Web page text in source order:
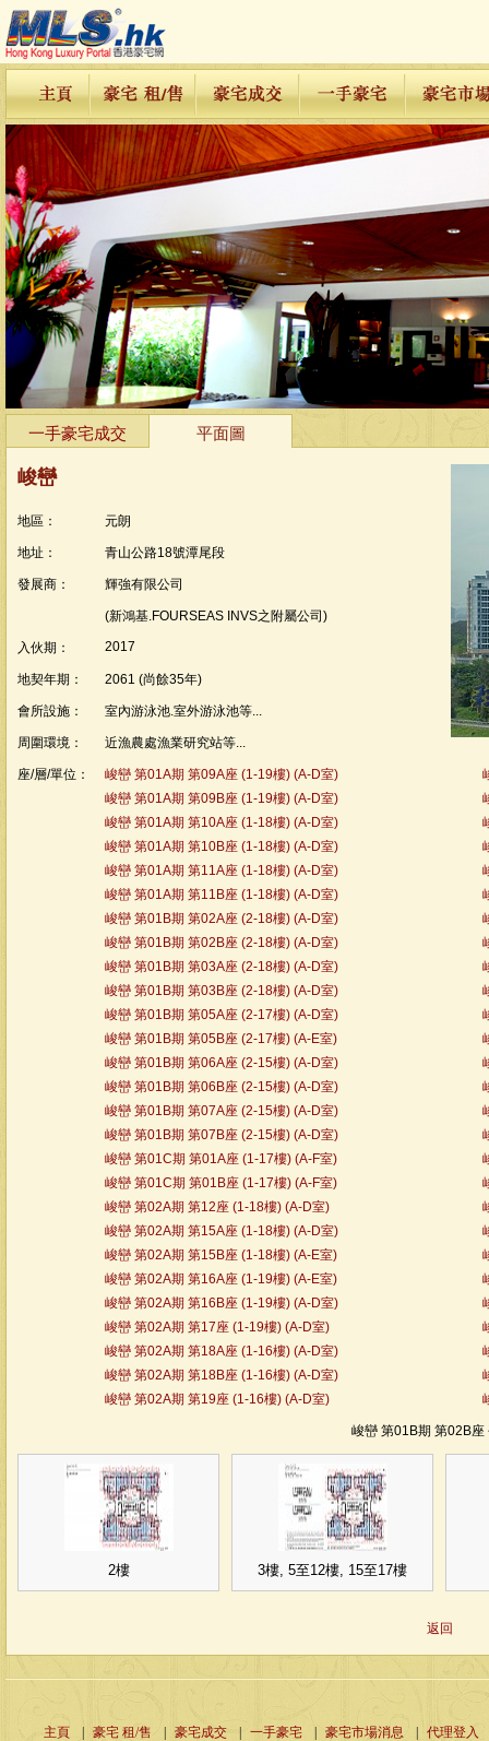
一手豪宅成交 平面圖
峻巒
地區： 元朗
地址： 青山公路18號潭尾段
發展商： 輝強有限公司
(新鴻基.FOURSEAS INVS之附屬公司)
入伙期： 2017
地契年期： 2061 (尚餘35年)
會所設施： 室內游泳池.室外游泳池等...
周圍環境： 近漁農處漁業研究站等...
座/層/單位： 峻巒 第01A期 第09A座 (1-19樓) (A-D室)
峻巒 第01A期 第09B座 (1-19樓) (A-D室)
峻巒 第01A期 第10A座 (1-18樓) (A-D室)
峻巒 第01A期 第10B座 (1-18樓) (A-D室)
峻巒 第01A期 第11A座 (1-18樓) (A-D室)
峻巒 第01A期 第11B座 (1-18樓) (A-D室)
峻巒 第01B期 第02A座 (2-18樓) (A-D室)
峻巒 第01B期 第02B座 (2-18樓) (A-D室)
峻巒 第01B期 第03A座 (2-18樓) (A-D室)
峻巒 第01B期 第03B座 (2-18樓) (A-D室)
峻巒 第01B期 第05A座 (2-17樓) (A-D室)
峻巒 第01B期 第05B座 (2-17樓) (A-E室)
峻巒 第01B期 第06A座 (2-15樓) (A-D室)
峻巒 第01B期 第06B座 (2-15樓) (A-D室)
峻巒 第01B期 第07A座 (2-15樓) (A-D室)
峻巒 第01B期 第07B座 (2-15樓) (A-D室)
峻巒 第01C期 第01A座 (1-17樓) (A-F室)
峻巒 第01C期 第01B座 (1-17樓) (A-F室)
峻巒 第02A期 第12座 (1-18樓) (A-D室)
峻巒 第02A期 第15A座 (1-18樓) (A-D室)
峻巒 第02A期 第15B座 (1-18樓) (A-E室)
峻巒 第02A期 第16A座 (1-19樓) (A-E室)
峻巒 第02A期 第16B座 (1-19樓) (A-D室)
峻巒 第02A期 第17座 (1-19樓) (A-D室)
峻巒 第02A期 第18A座 (1-16樓) (A-D室)
峻巒 第02A期 第18B座 (1-16樓) (A-D室)
峻巒 第02A期 第19座 (1-16樓) (A-D室)
峻巒 第01B期 第02B座
2樓 3樓, 5至12樓, 15至17樓
返回
主頁 | 豪宅 租/售 | 豪宅成交 | 一手豪宅 | 豪宅市場消息 | 代理登入